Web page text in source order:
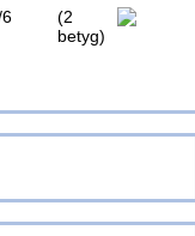
(2
betyg)